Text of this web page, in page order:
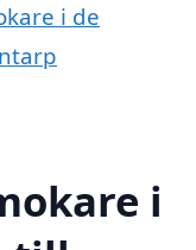
i de
i